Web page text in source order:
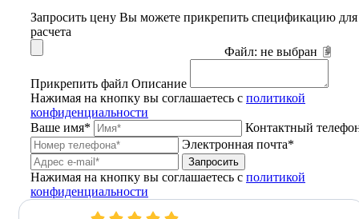
Запросить цену Вы можете прикрепить спецификацию для
расчета
Файл: не выбран
Прикрепить файл Описание
Нажимая на кнопку вы соглашаетесь с политикой
конфиденциальности
Ваше имя*
Контактный
Электронная почта*
Запросить
Нажимая на кнопку вы соглашаетесь с политикой
конфиденциальности